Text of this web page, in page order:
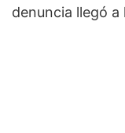
denuncia llegó